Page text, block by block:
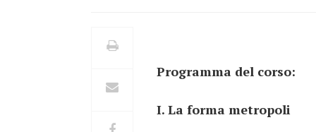
Programma del corso:
I. La forma metropoli